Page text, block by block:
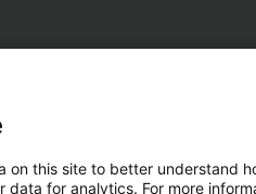
on this site to better understand
for analytics. For more